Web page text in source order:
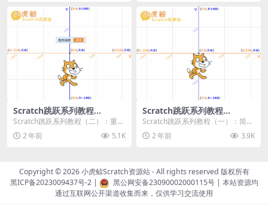
Scratch跳跃系列教程
（二）：重力跳跃
Scratch跳跃系列教程（二）：重力
跳跃 作者：小虎鲸Scratch资源站
按...2 年前 5.1K
Scratch跳跃系列教程
（一）：简单跳跃
Scratch跳跃系列教程（一）：简单
跳跃 作者：小虎鲸Scratch资源站
按...2 年前 3.9K
Copyright © 2026小虎鲸Scratch资源站- All rights reserved 版权所有
黑ICP备2023009437号-2| 黑公网安备23090002000115号| 本站资源均
通过互联网公开渠道收集而来，仅供学习交流使用